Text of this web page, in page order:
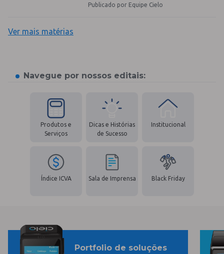
Publicado por Equipe Cielo
Ver mais matérias
Navegue por nossos editais:
Produtos e
Serviços
Dicas e Histórias
de Sucesso
Institucional
Índice ICVA Sala de Imprensa Black Friday
Portfolio de soluções